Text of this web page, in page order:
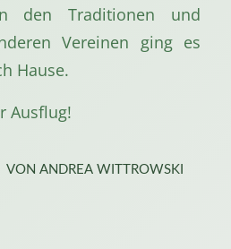
den Traditionen und
Vereinen ging es
Hause.
Ausflug!
VON ANDREA WITTROWSKI